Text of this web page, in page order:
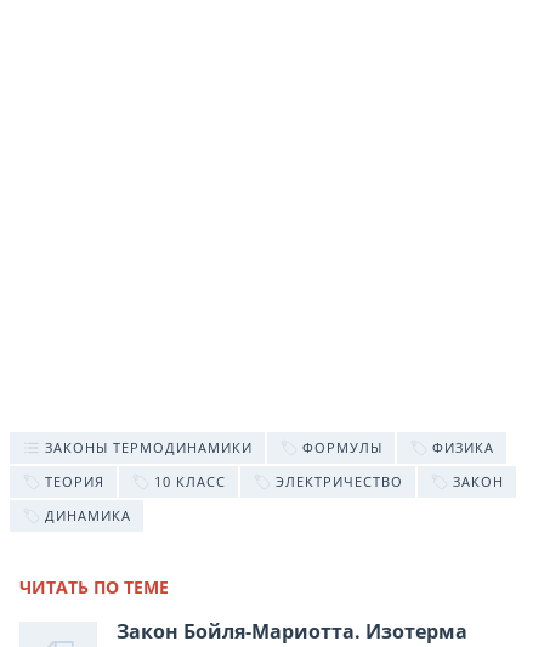
ЗАКОНЫ ТЕРМОДИНАМИКИ ФОРМУЛЫ
ФИЗИКА
ТЕОРИЯ
10 КЛАСС ЭЛЕКТРИЧЕСТВО
ЗАКОН
ДИНАМИКА
ЧИТАТЬ ПО ТЕМЕ
Закон Бойля-Мариотта. Изотерма